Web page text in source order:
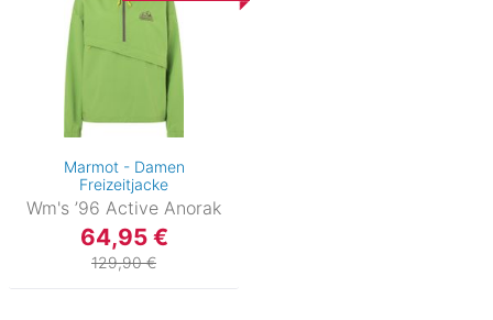
Marmot - Damen
Freizeitjacke
Wm's ’96 Active Anorak
64,95 €
129,90 €